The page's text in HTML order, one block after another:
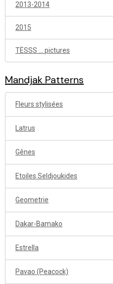
2013-2014
2015
TËSSS ... pictures
Mandjak Patterns
Fleurs stylisées
Latrus
Gênes
Etoiles Seldjoukides
Geometrie
Dakar-Bamako
Estrella
Pavao (Peacock)